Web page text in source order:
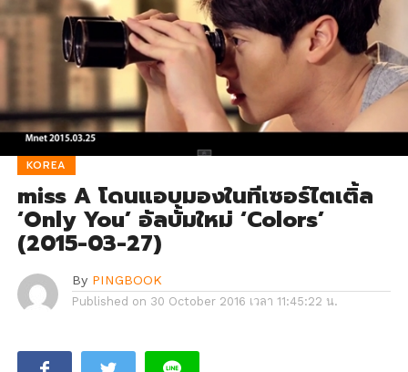
KOREA
miss A โดนแอบมองในทีเซอร์ไตเติ้ล
‘Only You’ อัลบั้มใหม่ ‘Colors’
(2015-03-27)
By PINGBOOK
Published on 30 October 2016 เวลา 11:45:22 น.